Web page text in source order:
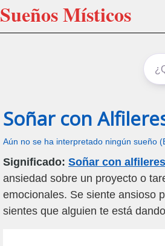
Sueños Místicos
Soñar con
Aún no se ha interpretado ningún sueño
Significado: Soñar con
ansiedad sobre un proyecto o
emocionales. Se siente ansioso
sientes que alguien te está